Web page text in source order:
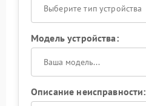
Выберите тип устройства
Модель устройства:
Описание неисправности: